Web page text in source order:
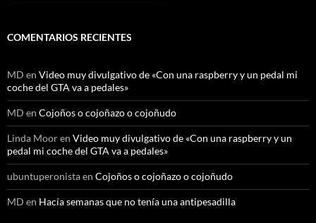
COMENTARIOS RECIENTES
MD en Video muy divulgativo de «Con una raspberry y un pedal mi
coche del GTA va a pedales»
MD en Cojoños o cojoñazo o cojoñudo
Linda Mooren Video muy divulgativo de «Con una raspberry y un
pedal mi coche del GTA va a pedales»
ubuntuperonistaen Cojoños o cojoñazo o cojoñudo
MD en Hacía semanas que no tenía una antipesadilla